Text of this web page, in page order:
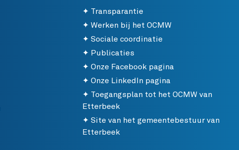
Transparantie
Werken bij het OCMW
Sociale coordinatie
Publicaties
Onze Facebook pagina
Onze LinkedIn pagina
Toegangsplan tot het OCMW van
Etterbeek
Site van het gemeentebestuur van
Etterbeek